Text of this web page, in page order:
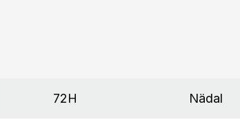
72H Nädal